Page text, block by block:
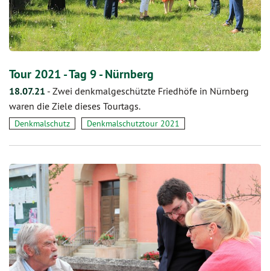
Tour 2021 - Tag 9 - Nürnberg
18.07.21 - Zwei denkmalgeschützte Friedhöfe in Nürnberg
waren die Ziele dieses Tourtags.
Denkmalschutz Denkmalschutztour 2021